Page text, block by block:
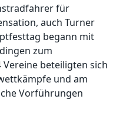
für
auch Turner
begann mit
zum
beteiligten sich
und am
Vorführungen